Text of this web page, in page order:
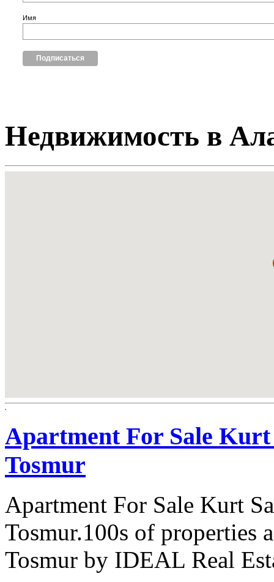
Имя
Недвижимость в
Apartment For Sale
Tosmur
Apartment For Sale Kurt
Tosmur.100s of properties
Tosmur by IDEAL Real